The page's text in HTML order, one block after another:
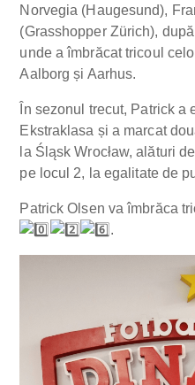
Norvegia (Haugesund),
(Grasshopper Zürich),
unde a îmbrăcat tricoul
Aalborg și Aarhus.
În sezonul trecut, Patrick
Ekstraklasa și a marcat
la Śląsk Wrocław, alături
pe locul 2, la egalitate de
Patrick Olsen va îmbrăca
.